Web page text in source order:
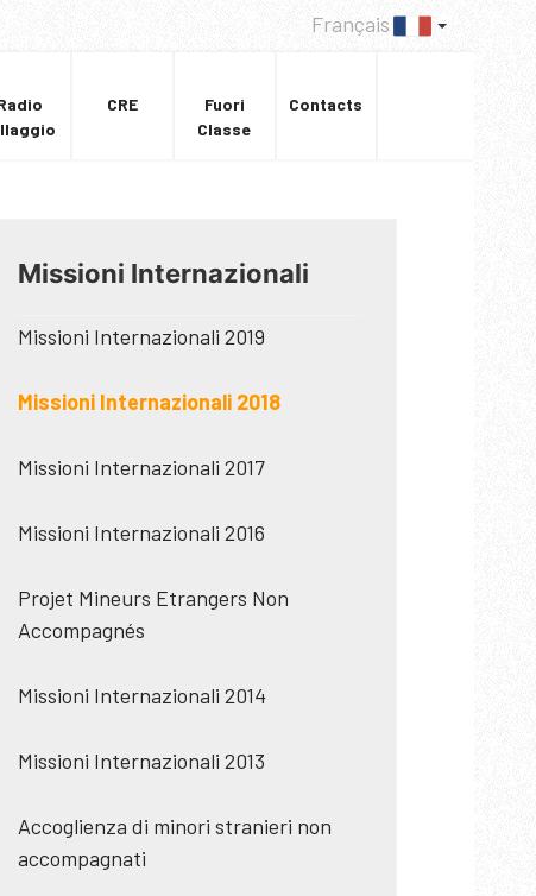
Français
CRE
Fuori
Classe
Contacts
Missioni Internazionali
Missioni Internazionali 2019
Missioni Internazionali 2018
Missioni Internazionali 2017
Missioni Internazionali 2016
Projet Mineurs Etrangers Non
Accompagnés
Missioni Internazionali 2014
Missioni Internazionali 2013
Accoglienza di minori stranieri non
accompagnati